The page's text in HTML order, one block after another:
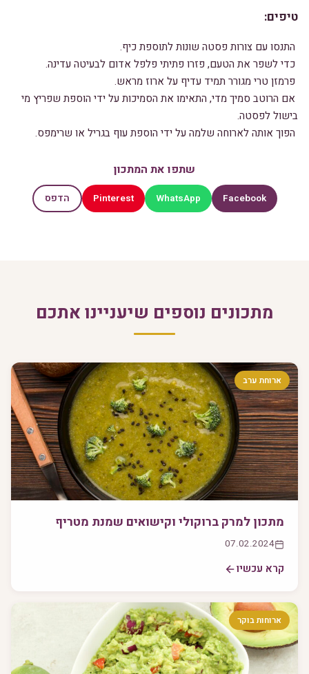
טיפים:
התנסו עם צורות פסטה שונות לתוספת כיף.
כדי לשפר את הטעם, פזרו פתיתי פלפל אדום לבעיטה עדינה.
פרמזן טרי מגורר תמיד עדיף על ארוז מראש.
אם הרוטב סמיך מדי, התאימו את הסמיכות על ידי הוספת שפריץ מי
בישול לפסטה.
הפוך אותה לארוחה שלמה על ידי הוספת עוף בגריל או שרימפס.
שתפו את המתכון
Facebook
WhatsApp
Pinterest הדפס
מתכונים נוספים שיעניינו אתכם
ארוחת ערב
מתכון למרק ברוקולי וקישואים שמנת מטריף
07.02.2024
קרא עכשיו
ארוחות בוקר